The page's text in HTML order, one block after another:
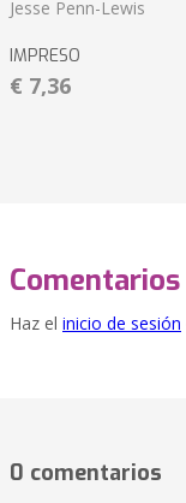
Jesse Penn-Lewis
IMPRESO
€ 7,36
Comentarios
Haz el inicio de sesión
0 comentarios